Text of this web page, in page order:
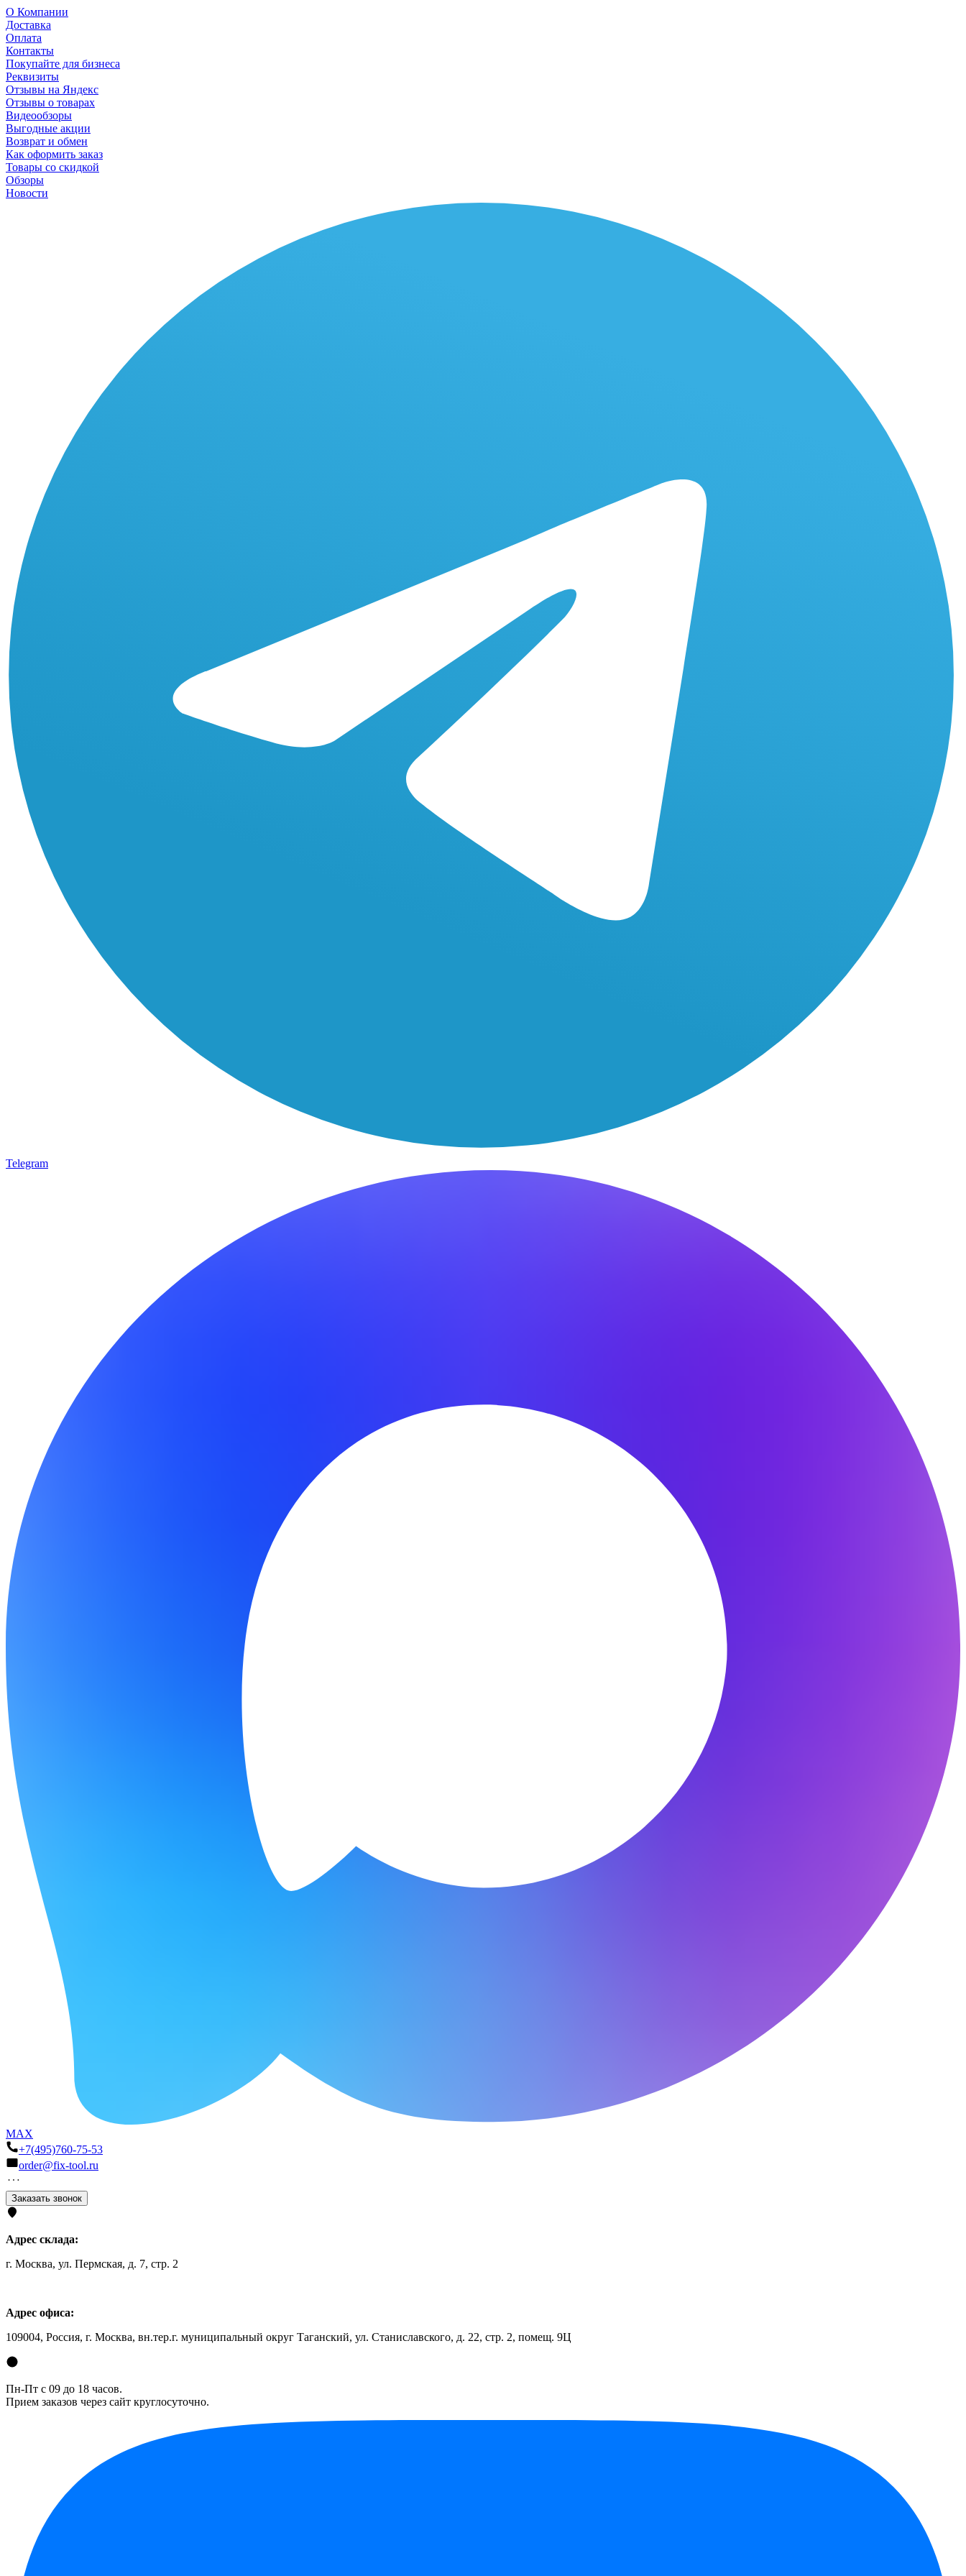
О Компании
Доставка
Оплата
Контакты
Покупайте для бизнеса
Реквизиты
Отзывы на Яндекс
Отзывы о товарах
Видеообзоры
Выгодные акции
Возврат и обмен
Как оформить заказ
Товары со скидкой
Обзоры
Новости
Telegram
MAX
+7(495)760-75-53
order@fix-tool.ru
Заказать звонок
Адрес склада:
г. Москва, ул. Пермская, д. 7, стр. 2
Адрес офиса:
109004, Россия, г. Москва, вн.тер.г. муниципальный округ Таганский, ул. Станиславского, д. 22, стр. 2, помещ. 9Ц
Пн-Пт с 09 до 18 часов.
Прием заказов через сайт круглосуточно.